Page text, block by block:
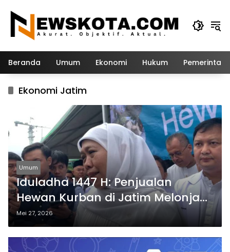
konten
Beranda Umum Ekonomi Hukum
Ekonomi Jatim
Umum
Iduladha 1447 H: Penjualan
Hewan Kurban di Jatim Melonjak
30 Persen, Khofifah Sebut
Ekosistem Digital Sangat
Membantu
Mei 27, 2026